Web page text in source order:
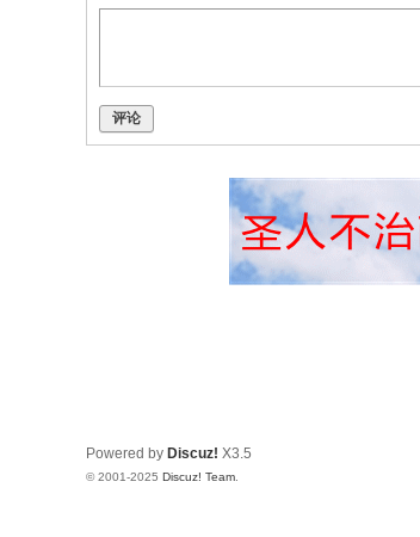
评论
Powered by Discuz! X3.5
© 2001-2025 Discuz! Team